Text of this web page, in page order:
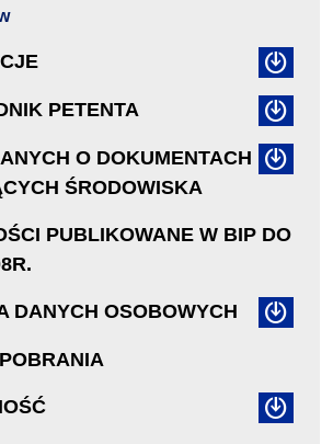
PETENTA
O DOKUMENTACH
ŚRODOWISKA
PUBLIKOWANE W BIP DO
DANYCH OSOBOWYCH